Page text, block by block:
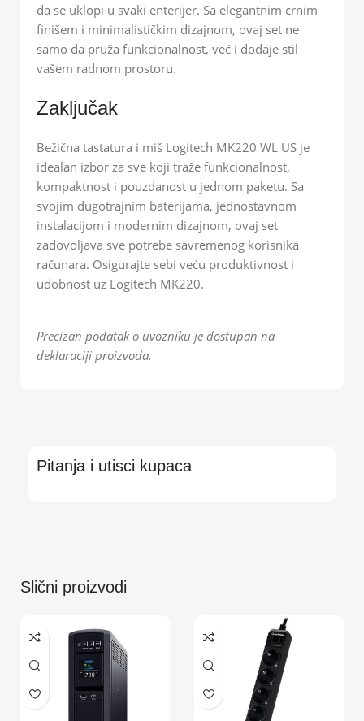
da se uklopi u svaki enterijer. Sa elegantnim crnim
finišem i minimalističkim dizajnom, ovaj set ne
samo da pruža funkcionalnost, već i dodaje stil
vašem radnom prostoru.
Zaključak
Bežična tastatura i miš Logitech MK220 WL US je
idealan izbor za sve koji traže funkcionalnost,
kompaktnost i pouzdanost u jednom paketu. Sa
svojim dugotrajnim baterijama, jednostavnom
instalacijom i modernim dizajnom, ovaj set
zadovoljava sve potrebe savremenog korisnika
računara. Osigurajte sebi veću produktivnost i
udobnost uz Logitech MK220.
Precizan podatak o uvozniku je dostupan na
deklaraciji proizvoda.
Pitanja i utisci kupaca
Slični proizvodi